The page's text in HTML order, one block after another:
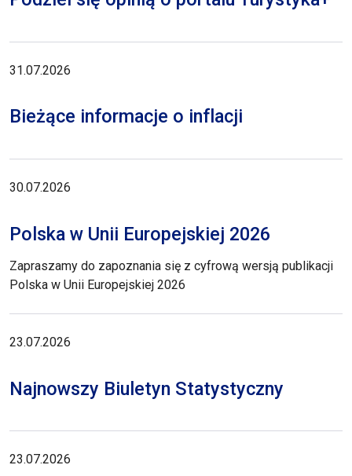
31.07.2026
Bieżące informacje o inflacji
30.07.2026
Polska w Unii Europejskiej 2026
Zapraszamy do zapoznania się z cyfrową wersją publikacji
Polska w Unii Europejskiej 2026
23.07.2026
Najnowszy Biuletyn Statystyczny
23.07.2026